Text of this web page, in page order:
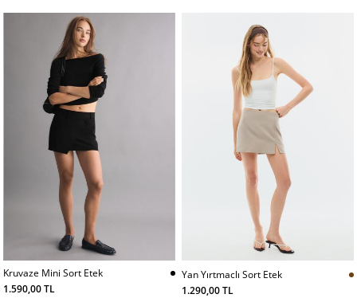
Kruvaze Mini Sort Etek
1.590,00 TL
Yan Yırtmaclı Sort Etek
1.290,00 TL